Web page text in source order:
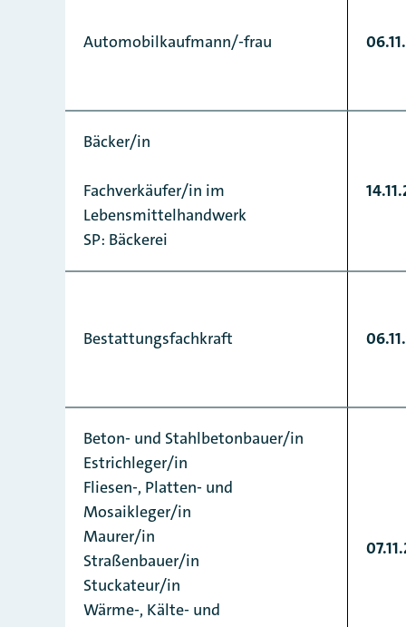
Automobilkaufmann/-frau
Bäcker/in
Fachverkäufer/in im
Lebensmittelhandwerk
SP: Bäckerei
Bestattungsfachkraft
Beton- und Stahlbetonbauer/in
Estrichleger/in
Fliesen-, Platten- und
Mosaikleger/in
Maurer/in
Straßenbauer/in
Stuckateur/in
Wärme-, Kälte- und